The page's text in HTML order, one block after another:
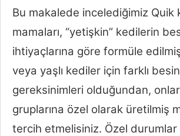
Bu makalede incelediğimiz Quik
mamaları, “yetişkin” kedilerin
ihtiyaçlarına göre formüle
veya yaşlı kediler için farklı besin
gereksinimleri olduğundan,
gruplarına özel olarak üretilmiş
tercih etmelisiniz. Özel durumlar